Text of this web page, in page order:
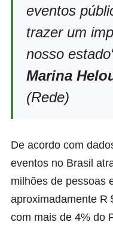
eventos
trazer um
nosso estado
Marina
(Rede)
De acordo com
eventos no Brasil
milhões de pessoas
aproximadamente R
com mais de 4% do